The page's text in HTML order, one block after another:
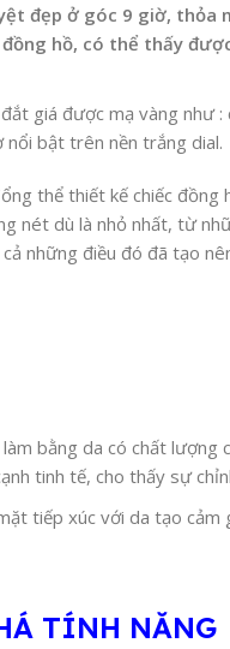
đẹp ở góc 9 giờ, thỏa
hồ, có thể thấy
giá được mạ vàng như
nổi bật trên nền trắng dial.
thể thiết kế chiếc
nét dù là nhỏ nhất, từ
những điều đó đã tạo
bằng da có chất lượng
tinh tế, cho thấy sự
tiếp xúc với da tạo
TÍNH NĂNG